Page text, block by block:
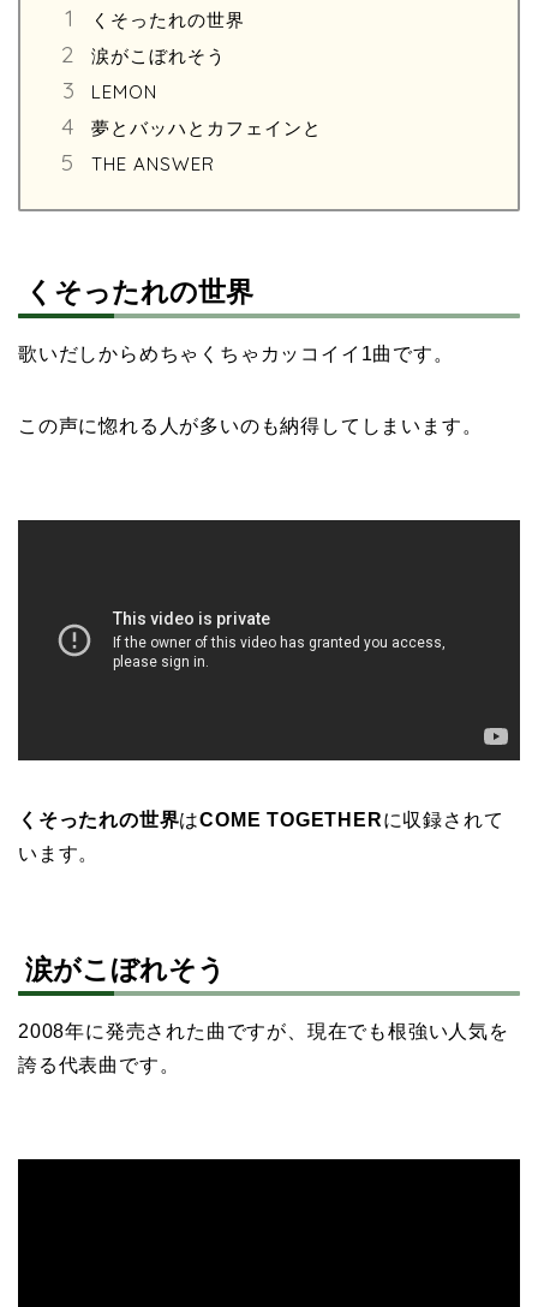
くそったれの世界
涙がこぼれそう
LEMON
夢とバッハとカフェインと
THE ANSWER
くそったれの世界
歌いだしからめちゃくちゃカッコイイ1曲です。
この声に惚れる人が多いのも納得してしまいます。
くそったれの世界はCOME TOGETHERに収録されて
います。
涙がこぼれそう
2008年に発売された曲ですが、現在でも根強い人気を
誇る代表曲です。